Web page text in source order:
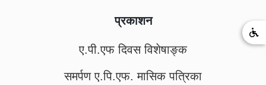
प्रकाशन
ए.पी.एफ दिवस विशेषाङ्क
समर्पण ए.पि.एफ. मासिक पत्रिका